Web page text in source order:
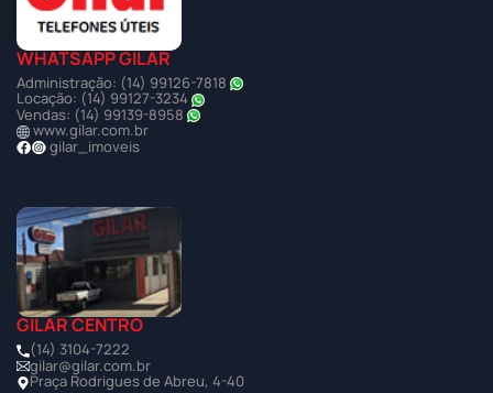
WHATSAPP GILAR
Administração: (14) 99126-7818
Locação: (14) 99127-3234
Vendas: (14) 99139-8958
www.gilar.com.br
gilar_imoveis
GILAR CENTRO
(14) 3104-7222
gilar@gilar.com.br
Praça Rodrigues de Abreu, 4-40